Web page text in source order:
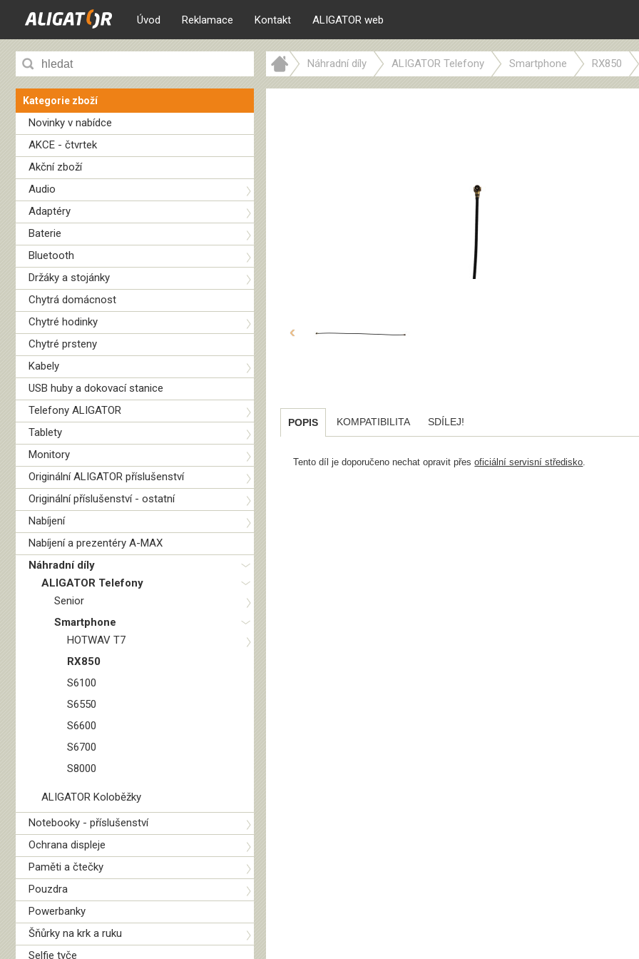
Úvod Reklamace Kontakt ALIGATOR web
Kategorie zboží
Novinky v nabídce
AKCE - čtvrtek
Akční zboží
Audio
Adaptéry
Baterie
Bluetooth
Držáky a stojánky
Chytrá domácnost
Chytré hodinky
Chytré prsteny
Kabely
USB huby a dokovací stanice
Telefony ALIGATOR
Tablety
Monitory
Originální ALIGATOR příslušenství
Originální příslušenství - ostatní
Nabíjení
Nabíjení a prezentéry A-MAX
Náhradní díly
ALIGATOR Telefony
Senior
Smartphone
HOTWAV T7
RX850
S6100
S6550
S6600
S6700
S8000
ALIGATOR Koloběžky
Notebooky - příslušenství
Ochrana displeje
Paměti a čtečky
Pouzdra
Powerbanky
Šňůrky na krk a ruku
Selfie tyče
Náhradní díly ALIGATOR Telefony Smartphone RX850
‹
POPIS KOMPATIBILITA SDÍLEJ!
Tento díl je doporučeno nechat opravit přesoficiální servisní středisko.